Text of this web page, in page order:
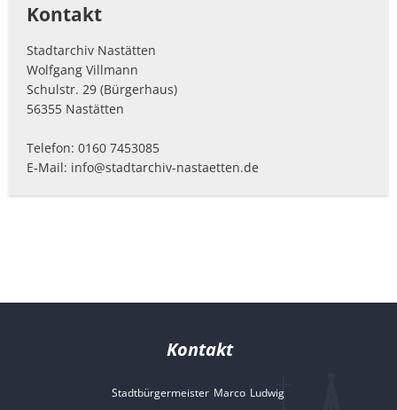
Kontakt
Stadtarchiv Nastätten
Wolfgang Villmann
Schulstr. 29 (Bürgerhaus)
56355 Nastätten
Telefon: 0160 7453085
E-Mail: info@stadtarchiv-nastaetten.de
Kontakt
Stadtbürgermeister Marco Ludwig